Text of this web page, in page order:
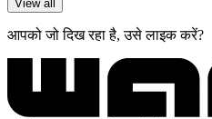
View all
आपको जो दिख रहा है, उसे लाइक करें?